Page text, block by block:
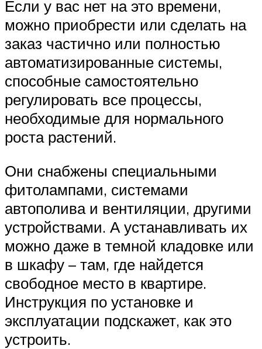
Если у вас нет на это времени,
можно приобрести или сделать на
заказ частично или полностью
автоматизированные системы,
способные самостоятельно
регулировать все процессы,
необходимые для нормального
роста растений.
Они снабжены специальными
фитолампами, системами
автополива и вентиляции, другими
устройствами. А устанавливать их
можно даже в темной кладовке или
в шкафу – там, где найдется
свободное место в квартире.
Инструкция по установке и
эксплуатации подскажет, как это
устроить.